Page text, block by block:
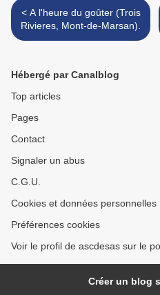
< A l'heure du goûter (Trois
Rivieres, Mont-de-Marsan).
Hébergé par Canalblog
Top articles
Pages
Contact
Signaler un abus
C.G.U.
Cookies et données personnelles
Préférences cookies
Voir le profil de ascdesas sur le
Créer un blog